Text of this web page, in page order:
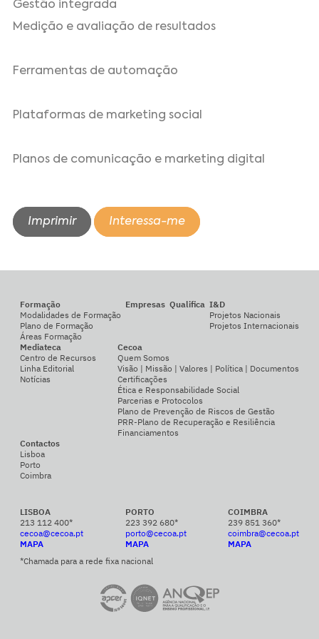
Gestão integrada
Medição e avaliação de resultados
Ferramentas de automação
Plataformas de marketing social
Planos de comunicação e marketing digital
Imprimir Interessa-me
Formação
Modalidades de Formação
Plano de Formação
Áreas Formação
Empresas Qualifica I&D
Projetos Nacionais
Projetos Internacionais
Mediateca
Centro de Recursos
Linha Editorial
Notícias
Cecoa
Quem Somos
Visão | Missão | Valores | Política | Documentos
Certificações
Ética e Responsabilidade Social
Parcerias e Protocolos
Plano de Prevenção de Riscos de Gestão
PRR-Plano de Recuperação e Resiliência
Financiamentos
Contactos
Lisboa
Porto
Coimbra
LISBOA
213 112 400*
cecoa@cecoa.pt
MAPA
PORTO
223 392 680*
porto@cecoa.pt
MAPA
COIMBRA
239 851 360*
coimbra@cecoa.pt
MAPA
*Chamada para a rede fixa nacional